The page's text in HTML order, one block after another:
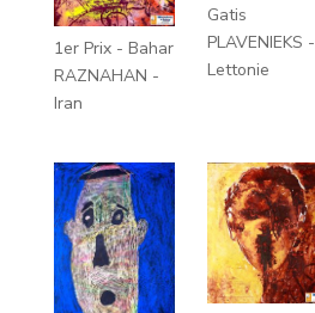
1er Prix - Bahar
RAZNAHAN -
Iran
Gatis
PLAVENIEKS -
Lettonie